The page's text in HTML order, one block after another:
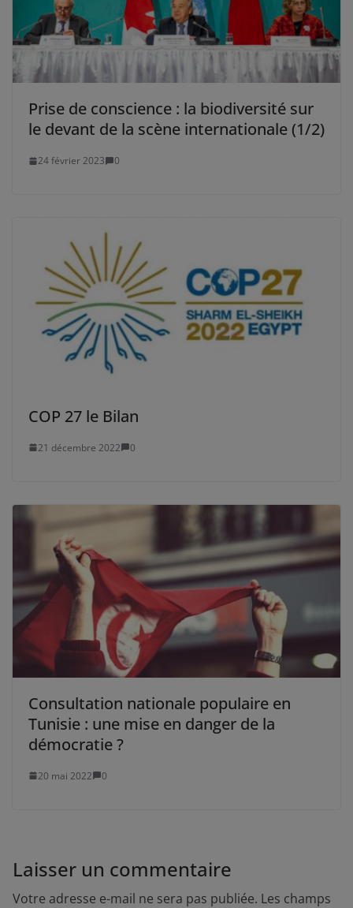
Prise de conscience : la biodiversité sur
le devant de la scène internationale (1/2)
24 février 2023 0
COP 27 le Bilan
21 décembre 2022 0
Consultation nationale populaire en
Tunisie : une mise en danger de la
démocratie ?
20 mai 2022 0
Laisser un commentaire
Votre adresse e-mail ne sera pas publiée. Les champs